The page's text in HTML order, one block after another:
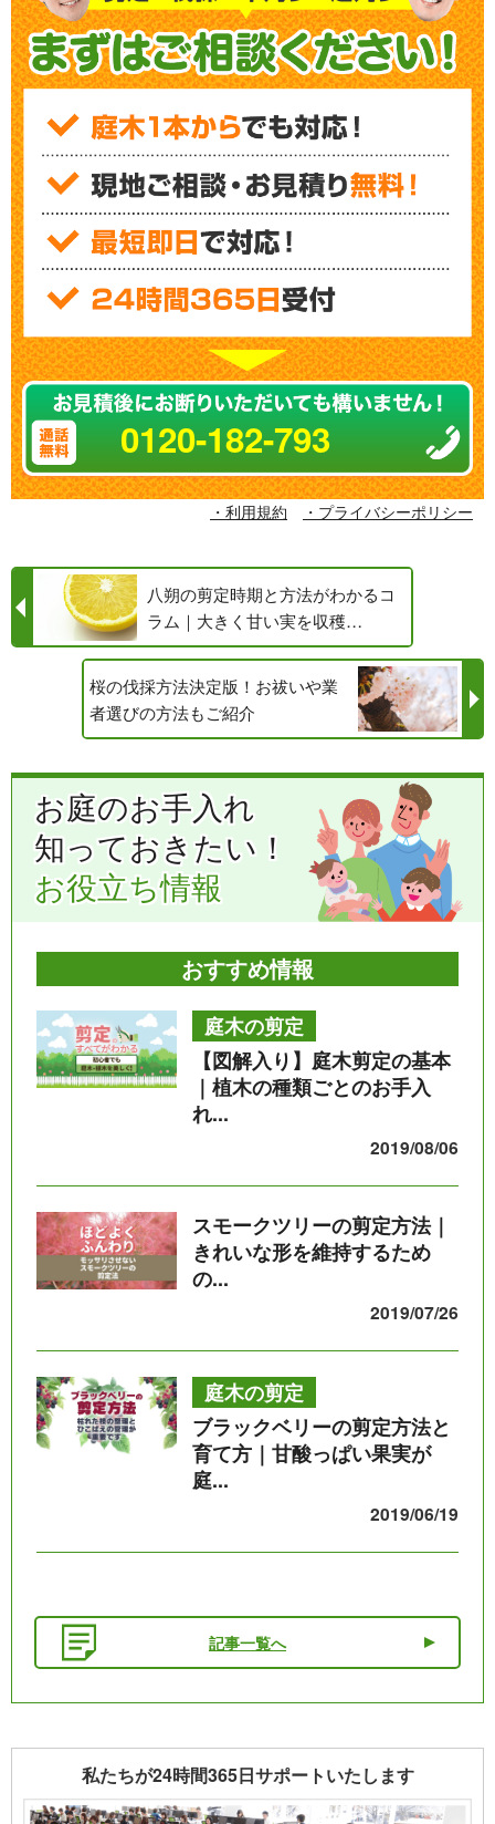
0120-182-793
・利用規約 ・プライバシーポリシー
八朔の剪定時期と方法がわかるコ
ラム｜大きく甘い実を収穫…
桜の伐採方法決定版！お祓いや業
者選びの方法もご紹介
お庭のお手入れ
知っておきたい！
お役立ち情報
おすすめ情報
庭木の剪定
【図解入り】庭木剪定の基本
｜植木の種類ごとのお手入
れ...
2019/08/06
スモークツリーの剪定方法｜
きれいな形を維持するため
の...
2019/07/26
庭木の剪定
ブラックベリーの剪定方法と
育て方｜甘酸っぱい果実が
庭...
2019/06/19
記事一覧へ
私たちが24時間365日サポートいたします